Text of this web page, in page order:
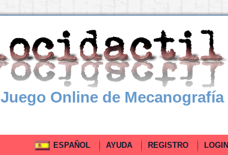
Juego Online de Mecanografía
ESPAÑOL AYUDA REGISTRO LOGIN